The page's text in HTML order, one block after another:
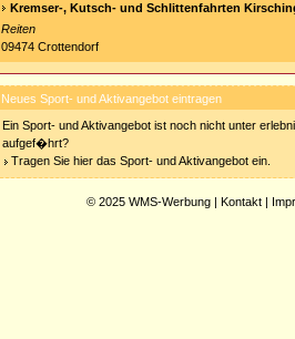
Kremser-, Kutsch- und Schlittenfahrten
Reiten
09474 Crottendorf
Neues Sport- und Aktivangebot eintragen
Ein Sport- und Aktivangebot ist noch nicht unter
aufgef�hrt?
Tragen Sie hier das Sport- und Aktivangebot ein.
© 2025 WMS-Werbung | Kontakt |